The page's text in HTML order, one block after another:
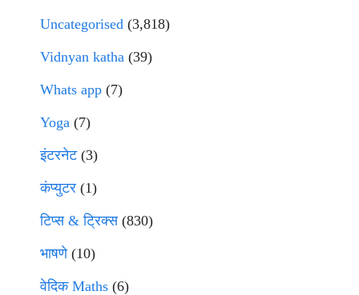
Uncategorised (3,818)
Vidnyan katha (39)
Whats app (7)
Yoga (7)
इंटरनेट(3)
कंप्युटर (1)
टिप्स & ट्रिक्स(830)
भाषणे(10)
वेदिक Maths (6)